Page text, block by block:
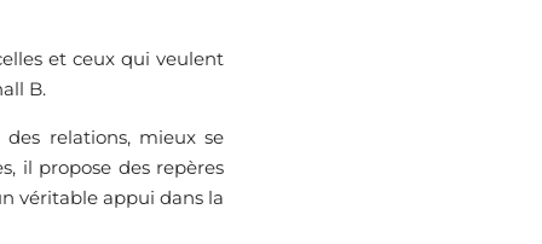
et ceux qui veulent
B.
relations, mieux se
il propose des repères
véritable appui dans la